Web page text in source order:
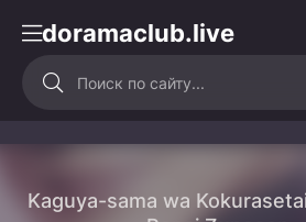
doramaclub.live
Kaguya-sama wa